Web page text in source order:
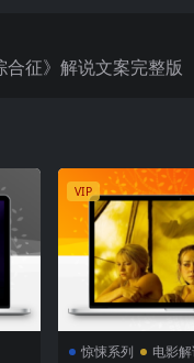
征》解说文案完整版
VIP
惊悚系列 电影